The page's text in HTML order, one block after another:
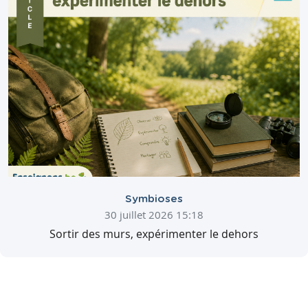
Symbioses
30 juillet 2026 15:18
Sortir des murs, expérimenter le dehors